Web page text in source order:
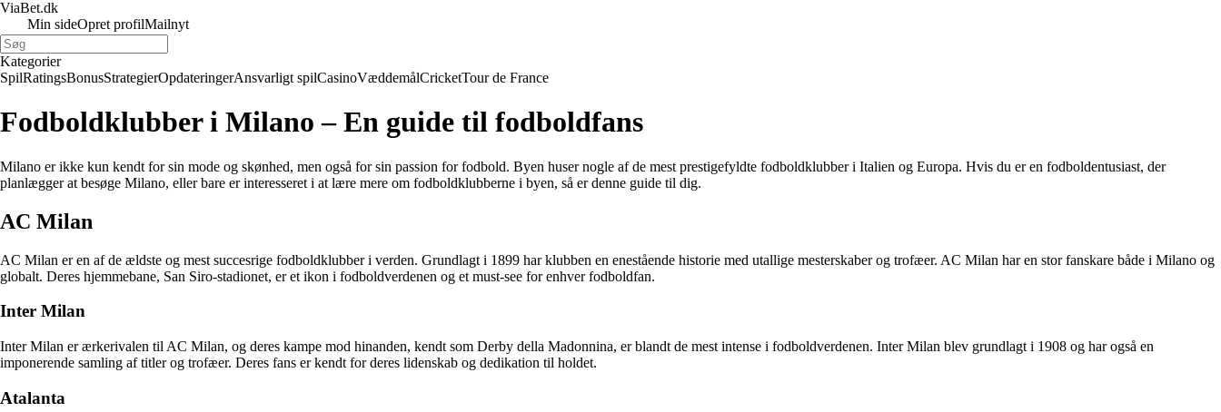
ViaBet.dk
Min sideOpret profilMailnyt
Kategorier
SpilRatingsBonusStrategierOpdateringerAnsvarligt spilCasinoVæddemålCricketTour de France
Fodboldklubber i Milano – En guide til fodboldfans
Milano er ikke kun kendt for sin mode og skønhed, men også for sin passion for fodbold. Byen huser nogle af de mest prestigefyldte fodboldklubber i Italien og Europa. Hvis du er en fodboldentusiast, der
planlægger at besøge Milano, eller bare er interesseret i at lære mere om fodboldklubberne i byen, så er denne guide til dig.
AC Milan
AC Milan er en af de ældste og mest succesrige fodboldklubber i verden. Grundlagt i 1899 har klubben en enestående historie med utallige mesterskaber og trofæer. AC Milan har en stor fanskare både i Milano og
globalt. Deres hjemmebane, San Siro-stadionet, er et ikon i fodboldverdenen og et must-see for enhver fodboldfan.
Inter Milan
Inter Milan er ærkerivalen til AC Milan, og deres kampe mod hinanden, kendt som Derby della Madonnina, er blandt de mest intense i fodboldverdenen. Inter Milan blev grundlagt i 1908 og har også en
imponerende samling af titler og trofæer. Deres fans er kendt for deres lidenskab og dedikation til holdet.
Atalanta